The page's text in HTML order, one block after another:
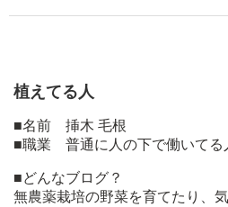
植えてる人
■名前 挿木 毛根
■職業 普通に人の下で働いてる
■どんなブログ？
無農薬栽培の野菜を育てたり、